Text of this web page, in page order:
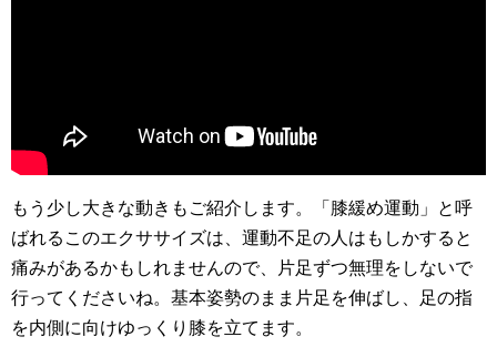
もう少し大きな動きもご紹介します。「膝緩め運動」と呼
ばれるこのエクササイズは、運動不足の人はもしかすると
痛みがあるかもしれませんので、片足ずつ無理をしないで
行ってくださいね。基本姿勢のまま片足を伸ばし、足の指
を内側に向けゆっくり膝を立てます。